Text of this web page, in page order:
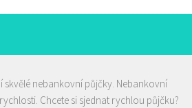
skvělé nebankovní půjčky. Nebankovní
Chcete si sjednat rychlou půjčku?